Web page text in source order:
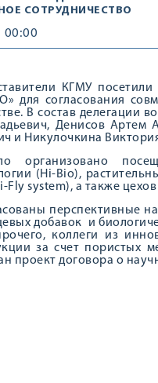
СОТРУДНИЧЕСТВО
00:00
КГМУ посетили
для согласования
В состав
Денисов Артем
и Никулочкина
(Hi-Bio),
Fly system), а также
перспективные
добавок и
коллеги из
за счет пористых
проект договора о